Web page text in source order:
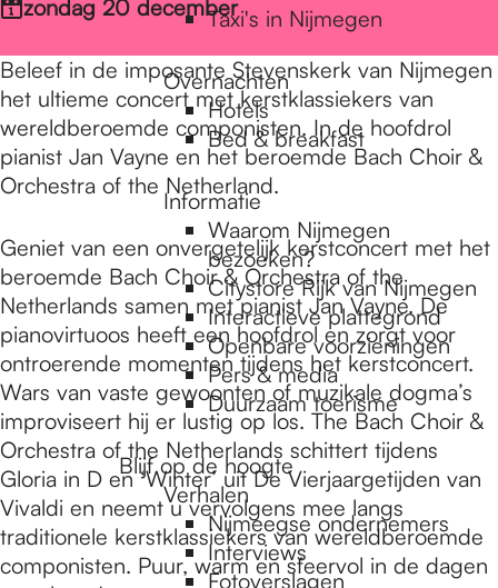
Taxi's in Nijmegen
Overnachten
Hotels
Bed & breakfast
Informatie
Waarom Nijmegen
bezoeken?
Citystore Rijk van Nijmegen
Interactieve plattegrond
Openbare voorzieningen
Pers & media
Duurzaam toerisme
Blijf op de hoogte
Verhalen
Nijmeegse ondernemers
Interviews
Fotoverslagen
zondag 20 december
Beleef in de imposante Stevenskerk van Nijmegen
het ultieme concert met kerstklassiekers van
wereldberoemde componisten. In de hoofdrol
pianist Jan Vayne en het beroemde Bach Choir &
Orchestra of the Netherland.
Geniet van een onvergetelijk kerstconcert met het
beroemde Bach Choir & Orchestra of the
Netherlands samen met pianist Jan Vayne. De
pianovirtuoos heeft een hoofdrol en zorgt voor
ontroerende momenten tijdens het kerstconcert.
Wars van vaste gewoonten of muzikale dogma’s
improviseert hij er lustig op los. The Bach Choir &
Orchestra of the Netherlands schittert tijdens
Gloria in D en ‘Winter’ uit De Vierjaargetijden van
Vivaldi en neemt u vervolgens mee langs
traditionele kerstklassiekers van wereldberoemde
componisten. Puur, warm en sfeervol in de dagen